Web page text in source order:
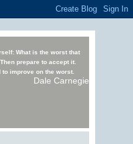
What is the worst that
prepare to accept it.
to improve on the worst.
Dale Carnegie